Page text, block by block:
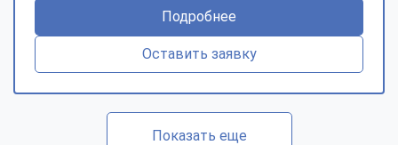
Подробнее
Оставить заявку
Показать еще